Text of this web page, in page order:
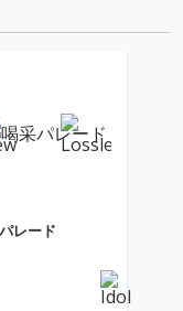
レード